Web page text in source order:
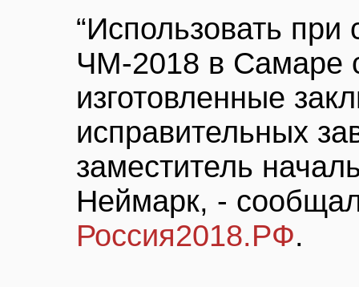
“Использовать при
ЧМ-2018 в Самаре
изготовленные
исправительных
заместитель
Неймарк, -
Россия2018.РФ.